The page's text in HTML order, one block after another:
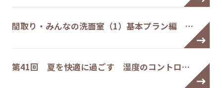
間取り・みんなの洗面室（1）基本プラン編 …
第41回 夏を快適に過ごす 湿度のコントロ…